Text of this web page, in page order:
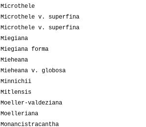
Microthele
Microthele v. superfina
Microthele v. superfina
Miegiana
Miegiana forma
Mieheana
Mieheana v. globosa
Minnichii
Mitlensis
Moeller-valdeziana
Moelleriana
Monancistracantha